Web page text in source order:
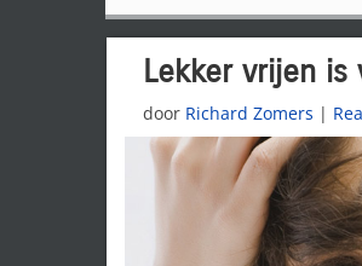
Lekker vrijen
door Richard Zomers |